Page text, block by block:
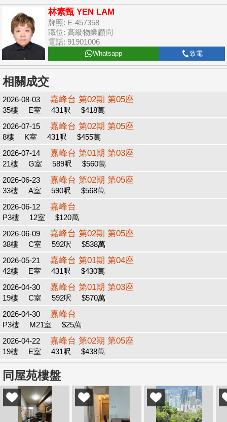
林素甄 YEN LAM
牌照: E-457358
職位: 高級物業顧問
電話: 91901006
Whatsapp 致電
相關成交
2026-08-03 嘉峰台 第02期 第05座
35樓 E室 431呎
$418萬
2026-07-15
嘉峰台 第02期 第05座
8樓 K室 431呎
$455萬
2026-07-14
嘉峰台 第01期 第03座
21樓 G室 589呎
$560萬
2026-06-23
嘉峰台 第02期 第05座
33樓 A室 590呎
$568萬
2026-06-12
嘉峰台
P3樓 12室
$120萬
2026-06-09
嘉峰台 第02期 第05座
38樓 C室 592呎
$538萬
2026-05-21
嘉峰台 第01期 第04座
42樓 E室 431呎
$430萬
2026-04-30
嘉峰台 第01期 第03座
19樓 C室 592呎
$570萬
2026-04-30
嘉峰台
P3樓 M21室
$25萬
2026-04-22
嘉峰台 第02期 第05座
19樓 E室 431呎 $438萬
同屋苑樓盤